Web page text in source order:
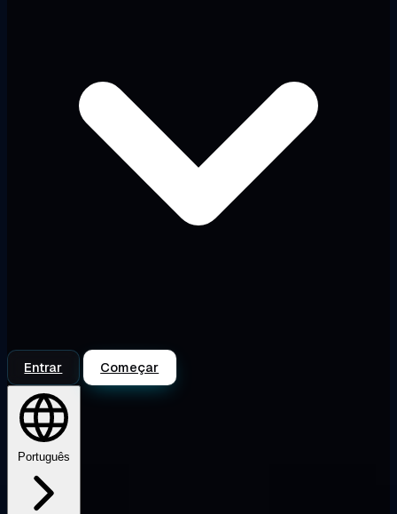
Entrar Começar
Português